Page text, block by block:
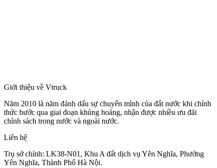
Giới thiệu về Vtruck
Năm 2010 là năm đánh dấu sự chuyển mình của đất nước khi chính
thức bước qua giai đoạn khủng hoảng, nhận được nhiều ưu đãi
chính sách trong nước và ngoài nước.
Liên hệ
Trụ sở chính: LK38-N01, Khu A đất dịch vụ Yên Nghĩa, Phường
Yên Nghĩa, Thành Phố Hà Nội.